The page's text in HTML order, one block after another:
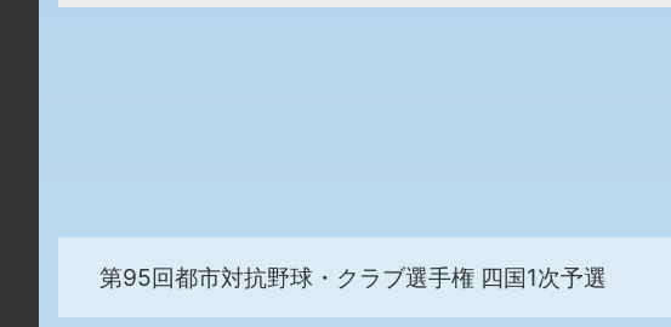
第95回都市対抗野球・クラブ選手権 四国1次予選